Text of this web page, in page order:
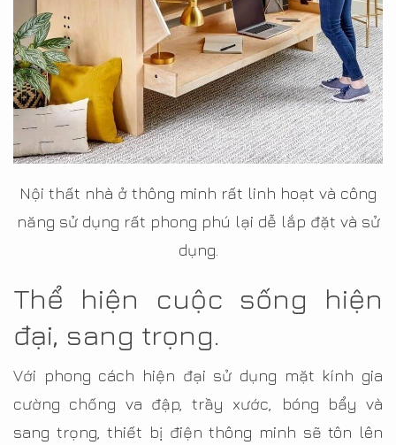
Nội thất nhà ở thông minh rất linh hoạt và công
năng sử dụng rất phong phú lại dễ lắp đặt và sử
dụng.
Thể hiện cuộc sống hiện
đại, sang trọng.
Với phong cách hiện đại sử dụng mặt kính gia
cường chống va đập, trầy xước, bóng bẩy và
sang trọng, thiết bị điện thông minh sẽ tôn lên